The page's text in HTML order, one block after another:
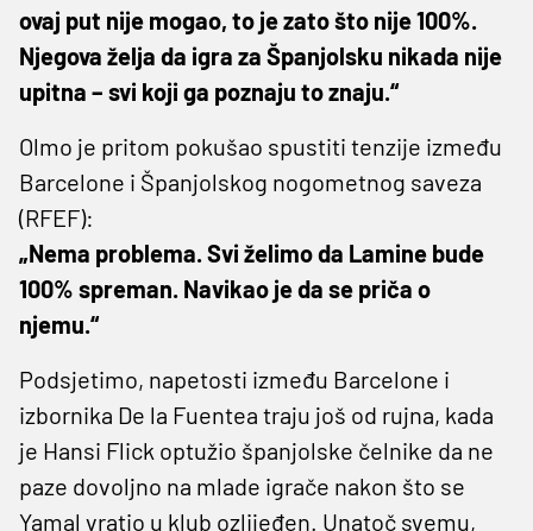
ovaj put nije mogao, to je zato što nije 100%.
Njegova želja da igra za Španjolsku nikada nije
upitna – svi koji ga poznaju to znaju.“
Olmo je pritom pokušao spustiti tenzije između
Barcelone i Španjolskog nogometnog saveza
(RFEF):
„Nema problema. Svi želimo da Lamine bude
100% spreman. Navikao je da se priča o
njemu.“
Podsjetimo, napetosti između Barcelone i
izbornika De la Fuentea traju još od rujna, kada
je Hansi Flick optužio španjolske čelnike da ne
paze dovoljno na mlade igrače nakon što se
Yamal vratio u klub ozlijeđen. Unatoč svemu,